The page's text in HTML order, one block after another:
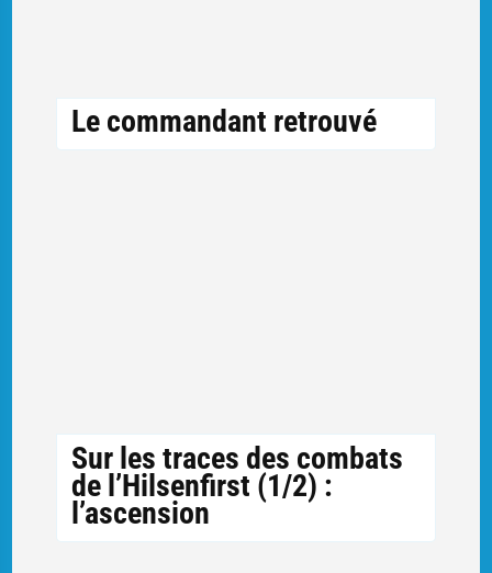
Le commandant retrouvé
Sur les traces des combats
de l’Hilsenfirst (1/2) :
l’ascension